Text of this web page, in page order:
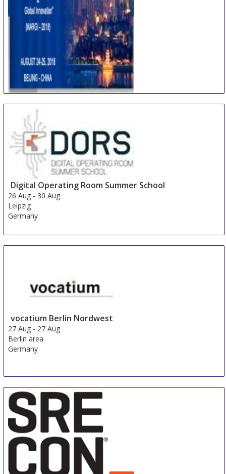
Academic Research & Global Innovation
24 Aug - 25 Aug
Beijing area
China
Digital Operating Room Summer School
26 Aug - 30 Aug
Leipzig
Germany
vocatium Berlin Nordwest
27 Aug - 27 Aug
Berlin area
Germany